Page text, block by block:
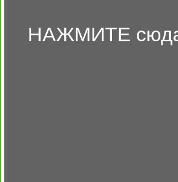
НАЖМИТЕ сюда